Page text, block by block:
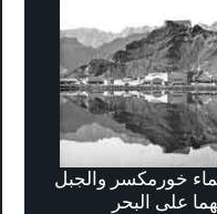
خورمكسر والجبل
على البحر